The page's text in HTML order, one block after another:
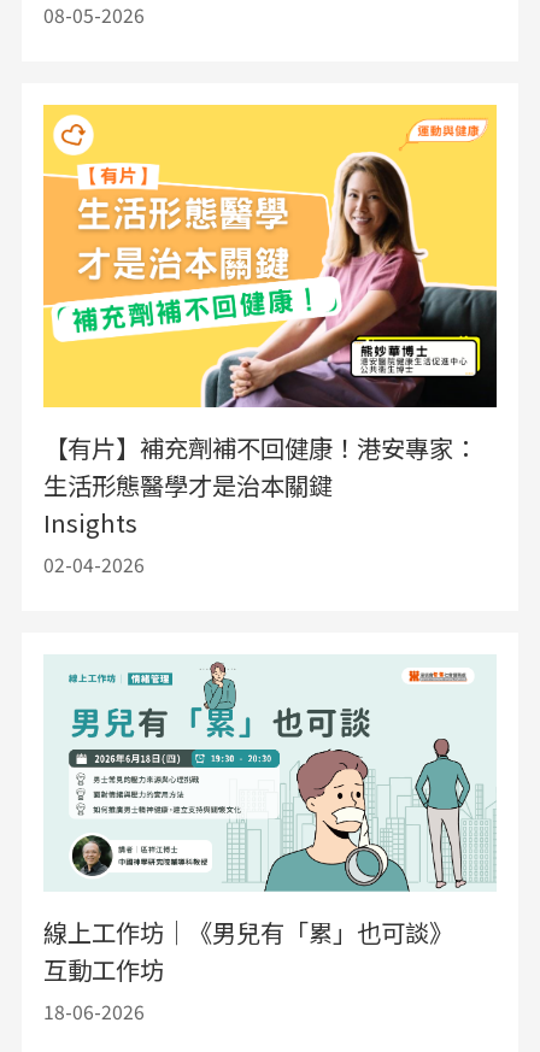
08-05-2026
【有片】補充劑補不回健康！港安專家：
生活形態醫學才是治本關鍵
Insights
02-04-2026
線上工作坊｜《男兒有「累」也可談》
互動工作坊
18-06-2026